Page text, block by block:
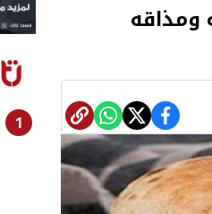
ومذاقه
1